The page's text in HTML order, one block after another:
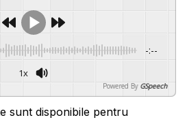
-:--
1x
Powered By GSpeech
sunt disponibile pentru